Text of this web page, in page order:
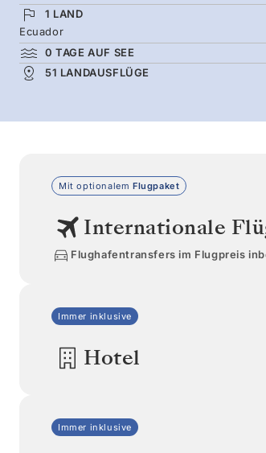
1 LAND
Ecuador
0 TAGE AUF SEE
51 LANDAUSFLÜGE
Mit optionalem Flugpaket
Internationale
Flughafentransfers im Flugpreis
Immer inklusive
Hotel
Immer inklusive